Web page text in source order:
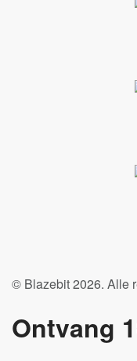
© Blazebit 2026. Alle
Ontvang